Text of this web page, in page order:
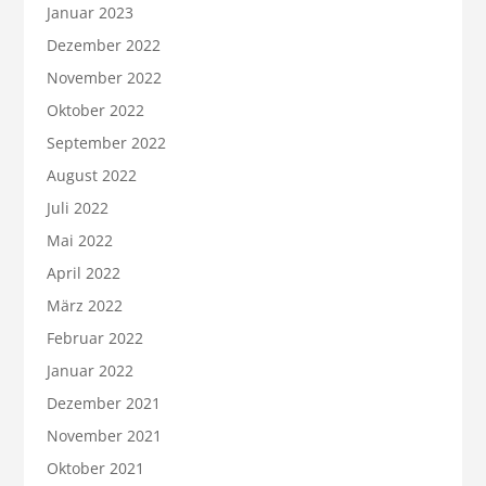
Januar 2023
Dezember 2022
November 2022
Oktober 2022
September 2022
August 2022
Juli 2022
Mai 2022
April 2022
März 2022
Februar 2022
Januar 2022
Dezember 2021
November 2021
Oktober 2021